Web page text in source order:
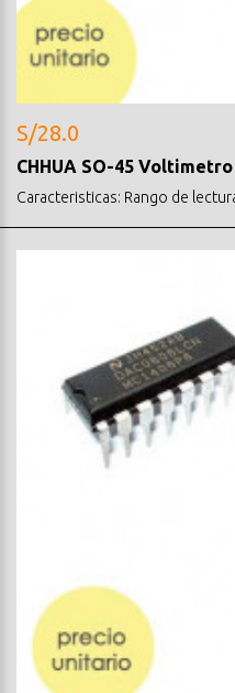
S/28.0
CHHUA SO-45
Caracteristicas: Rango de